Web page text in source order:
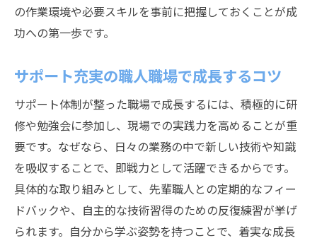
の作業環境や必要スキルを事前に把握しておくことが成
功への第一歩です。
サポート充実の職人職場で成長するコツ
サポート体制が整った職場で成長するには、積極的に研
修や勉強会に参加し、現場での実践力を高めることが重
要です。なぜなら、日々の業務の中で新しい技術や知識
を吸収することで、即戦力として活躍できるからです。
具体的な取り組みとして、先輩職人との定期的なフィー
ドバックや、自主的な技術習得のための反復練習が挙げ
られます。自分から学ぶ姿勢を持つことで、着実な成長